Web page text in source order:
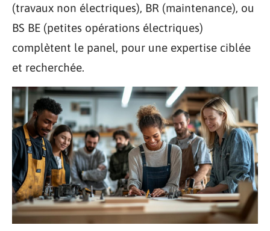
(travaux non électriques), BR (maintenance), ou
BS BE (petites opérations électriques)
complètent le panel, pour une expertise ciblée
et recherchée.